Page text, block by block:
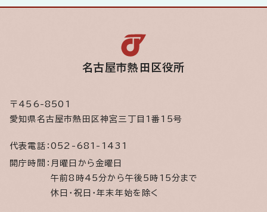
名古屋市熱田区役所
〒456-8501
愛知県名古屋市熱田区神宮三丁目1番15号
代表電話： 052-681-1431
開庁時間： 月曜日から金曜日
午前8時45分から午後5時15分まで
休日・祝日・年末年始を除く